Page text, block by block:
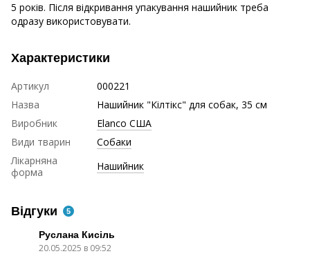
5 років. Після відкривання упакування нашийник треба
одразу використовувати.
Характеристики
Артикул
000221
Назва
Нашийник "Кілтікс" для собак, 35 см
Виробник
Elanco США
Види тварин
Собаки
Лікарняна
форма
Нашийник
Відгуки 5
Руслана Кисіль
20.05.2025 в 09:52